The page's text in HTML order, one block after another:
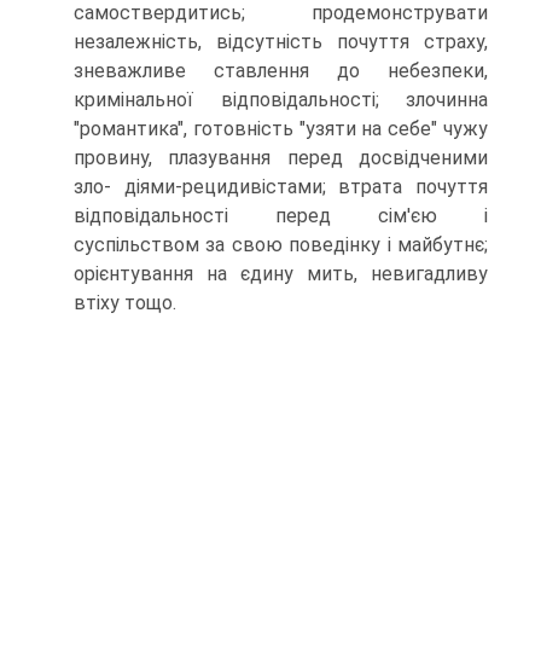
самоствердитись; продемонструвати
незалежність, відсутність почуття страху,
зневажливе ставлення до небезпеки,
кримінальної відповідальності; злочинна
"романтика", готовність "узяти на себе" чужу
провину, плазування перед досвідченими
зло- діями-рецидивістами; втрата почуття
відповідальності перед сім'єю і
суспільством за свою поведінку і майбутнє;
орієнтування на єдину мить, невигадливу
втіху тощо.